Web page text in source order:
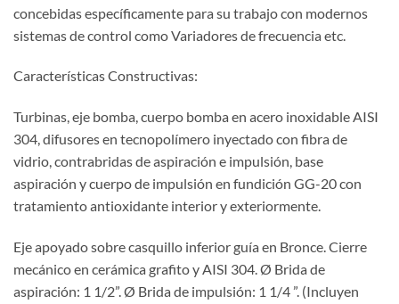
concebidas específicamente para su trabajo con modernos
sistemas de control como Variadores de frecuencia etc.
Características Constructivas:
Turbinas, eje bomba, cuerpo bomba en acero inoxidable AISI
304, difusores en tecnopolímero inyectado con fibra de
vidrio, contrabridas de aspiración e impulsión, base
aspiración y cuerpo de impulsión en fundición GG-20 con
tratamiento antioxidante interior y exteriormente.
Eje apoyado sobre casquillo inferior guía en Bronce. Cierre
mecánico en cerámica grafito y AISI 304. Ø Brida de
aspiración: 1 1/2”. Ø Brida de impulsión: 1 1/4 ”. (Incluyen